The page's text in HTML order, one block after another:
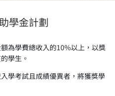
學金計劃
為學費總收入的10%以上，以獎
學生。
學考試且成績優異者，將獲獎學